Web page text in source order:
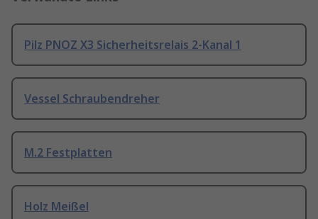
Pilz PNOZ X3 Sicherheitsrelais 2-Kanal 1
Vessel Schraubendreher
M.2 Festplatten
Holz Meißel